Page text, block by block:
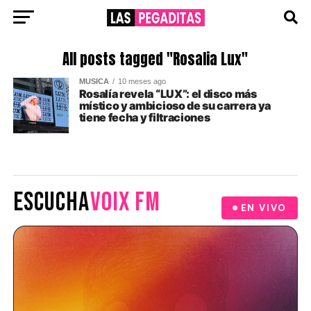
All posts tagged "Rosalia Lux"
MUSICA 10 meses ago
Rosalía revela “LUX”: el disco más
místico y ambicioso de su carrera ya
tiene fecha y filtraciones
ESCUCHAVOIX FM EN VIVO